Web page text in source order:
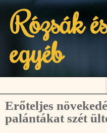
Rózsák
egyéb
Erőteljes
palántákat szét